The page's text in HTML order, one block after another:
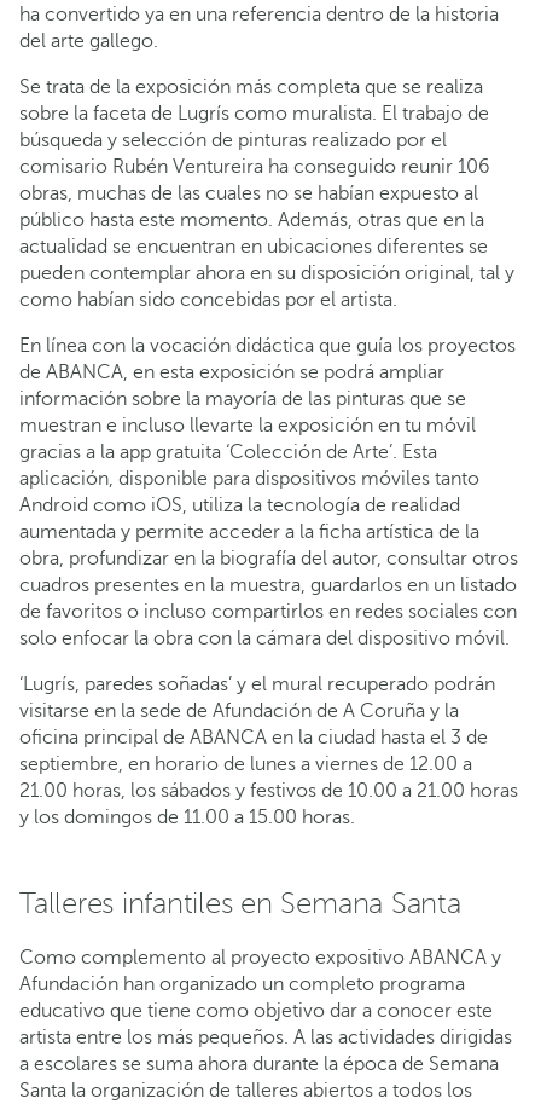
ha convertido ya en una referencia dentro de la historia
del arte gallego.
Se trata de la exposición más completa que se realiza
sobre la faceta de Lugrís como muralista. El trabajo de
búsqueda y selección de pinturas realizado por el
comisario Rubén Ventureira ha conseguido reunir 106
obras, muchas de las cuales no se habían expuesto al
público hasta este momento. Además, otras que en la
actualidad se encuentran en ubicaciones diferentes se
pueden contemplar ahora en su disposición original, tal y
como habían sido concebidas por el artista.
En línea con la vocación didáctica que guía los proyectos
de ABANCA, en esta exposición se podrá ampliar
información sobre la mayoría de las pinturas que se
muestran e incluso llevarte la exposición en tu móvil
gracias a la app gratuita ‘Colección de Arte’. Esta
aplicación, disponible para dispositivos móviles tanto
Android como iOS, utiliza la tecnología de realidad
aumentada y permite acceder a la ficha artística de la
obra, profundizar en la biografía del autor, consultar otros
cuadros presentes en la muestra, guardarlos en un listado
de favoritos o incluso compartirlos en redes sociales con
solo enfocar la obra con la cámara del dispositivo móvil.
‘Lugrís, paredes soñadas’ y el mural recuperado podrán
visitarse en la sede de Afundación de A Coruña y la
oficina principal de ABANCA en la ciudad hasta el 3 de
septiembre, en horario de lunes a viernes de 12.00 a
21.00 horas, los sábados y festivos de 10.00 a 21.00 horas
y los domingos de 11.00 a 15.00 horas.
Talleres infantiles en Semana Santa
Como complemento al proyecto expositivo ABANCA y
Afundación han organizado un completo programa
educativo que tiene como objetivo dar a conocer este
artista entre los más pequeños. A las actividades dirigidas
a escolares se suma ahora durante la época de Semana
Santa la organización de talleres abiertos a todos los